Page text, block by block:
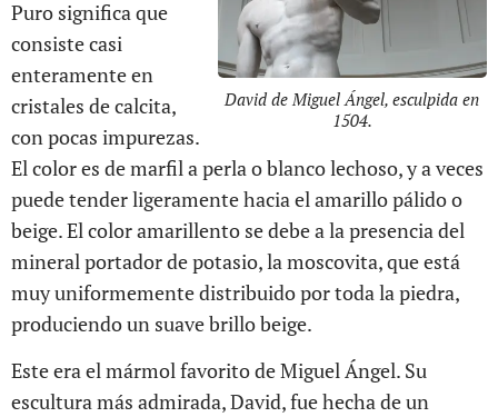
David de Miguel Ángel, esculpida en
1504.
Puro significa que
consiste casi
enteramente en
cristales de calcita,
con pocas impurezas.
El color es de marfil a perla o blanco lechoso, y a veces
puede tender ligeramente hacia el amarillo pálido o
beige. El color amarillento se debe a la presencia del
mineral portador de potasio, la moscovita, que está
muy uniformemente distribuido por toda la piedra,
produciendo un suave brillo beige.
Este era el mármol favorito de Miguel Ángel. Su
escultura más admirada, David, fue hecha de un